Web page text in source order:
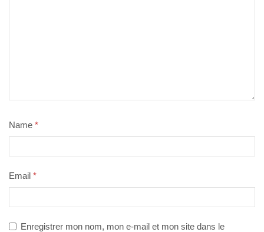
Name *
Email *
Enregistrer mon nom, mon e-mail et mon site dans le